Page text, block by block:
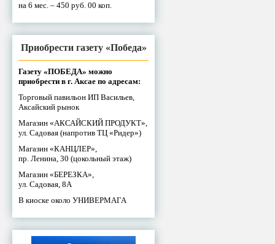
на 6 мес. – 450 руб. 00 коп.
Приобрести газету «Победа»
Газету «ПОБЕДА» можно
приобрести в г. Аксае по адресам:
Торговый павильон ИП Васильев,
Аксайский рынок
Магазин «АКСАЙСКИЙ ПРОДУКТ»,
ул. Садовая (напротив ТЦ «Ридер»)
Магазин «КАНЦЛЕР»,
пр. Ленина, 30 (цокольный этаж)
Магазин «БЕРЕЗКА»,
ул. Садовая, 8А
В киоске около УНИВЕРМАГА